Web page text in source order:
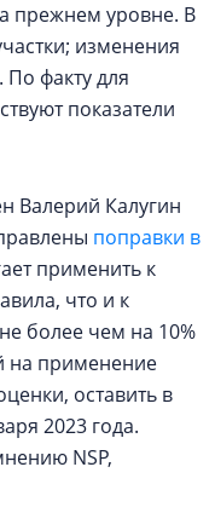
прежнем уровне. В
изменения
По факту для
показатели
Валерий Калугин
поправки в
применить к
что и к
более чем на 10%
на применение
оставить в
2023 года.
NSP,